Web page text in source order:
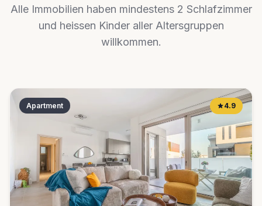
Alle Immobilien haben mindestens 2 Schlafzimmer
und heissen Kinder aller Altersgruppen
willkommen.
Apartment 4.9